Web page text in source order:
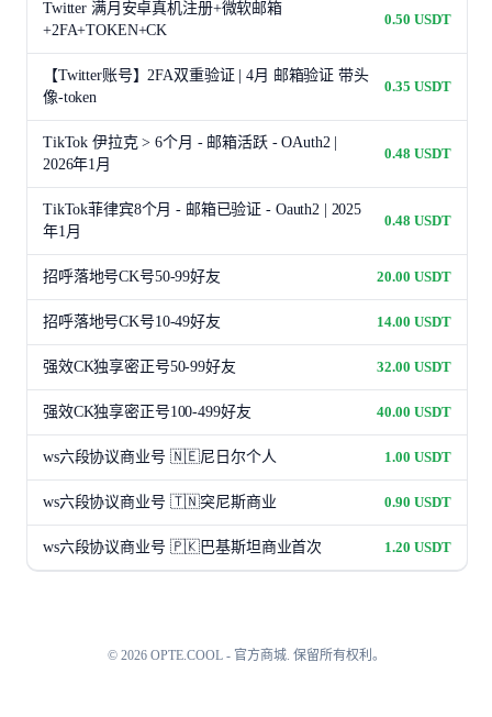
Twitter 满月安卓真机注册+微软邮箱
+2FA+TOKEN+CK
0.50 USDT
【Twitter账号】2FA双重验证 | 4月 邮箱验证 带头
像-token
0.35 USDT
TikTok 伊拉克 > 6个月 - 邮箱活跃 - OAuth2 |
2026年1月
0.48 USDT
TikTok菲律宾8个月 - 邮箱已验证 - Oauth2 | 2025
年1月
0.48 USDT
招呼落地号CK号50-99好友 20.00 USDT
招呼落地号CK号10-49好友 14.00 USDT
强效CK独享密正号50-99好友 32.00 USDT
强效CK独享密正号100-499好友 40.00 USDT
ws六段协议商业号 🇳🇪尼日尔个人 1.00 USDT
ws六段协议商业号 🇹🇳突尼斯商业 0.90 USDT
ws六段协议商业号 🇵🇰巴基斯坦商业首次 1.20 USDT
© 2026 OPTE.COOL - 官方商城. 保留所有权利。